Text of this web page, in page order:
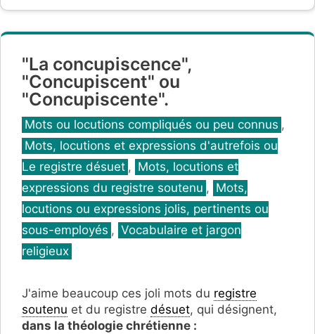
"La concupiscence",
"Concupiscent" ou
"Concupiscente".
Catégories
Mots ou locutions compliqués ou peu connus ,
Mots, locutions et expressions d'autrefois ou
Le registre désuet , Mots, locutions et
expressions du registre soutenu , Mots,
locutions ou expressions jolis, pertinents ou
sous-employés , Vocabulaire et jargon
religieux
J'aime beaucoup ces joli mots du registre
soutenu et du registre désuet, qui désignent,
dans la théologie chrétienne :